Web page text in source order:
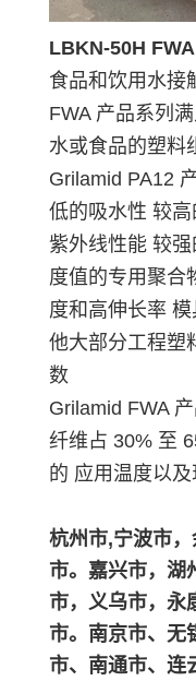
LBKN-50H
食品和饮用水接
FWA 产品系列
水或食品的塑料
Grilamid PA12
低的吸水性 较
紫外线性能 较
度值的专用聚合
度和高伸长率
他大部分工程塑
数
Grilamid FWA
纤维占 30% 至
的 应用温度以及
杭州市,宁波市
市。嘉兴市，湖
市，义乌市，永
市。南京市、无
市、南通市、连